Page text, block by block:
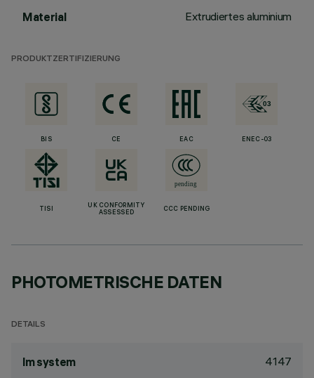
Material Extrudiertes aluminium
PRODUKTZERTIFIZIERUNG
BIS CE EAC ENEC-03
TISI
UK CONFORMITY
ASSESSED
CCC PENDING
PHOTOMETRISCHE DATEN
DETAILS
lm system 4147